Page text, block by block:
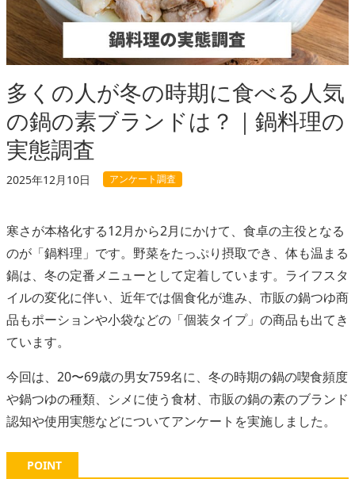
多くの人が冬の時期に食べる人気
の鍋の素ブランドは？｜鍋料理の
実態調査
2025年12月10日 アンケート調査
寒さが本格化する12月から2月にかけて、食卓の主役となる
のが「鍋料理」です。野菜をたっぷり摂取でき、体も温まる
鍋は、冬の定番メニューとして定着しています。ライフスタ
イルの変化に伴い、近年では個食化が進み、市販の鍋つゆ商
品もポーションや小袋などの「個装タイプ」の商品も出てき
ています。
今回は、20〜69歳の男女759名に、冬の時期の鍋の喫食頻度
や鍋つゆの種類、シメに使う食材、市販の鍋の素のブランド
認知や使用実態などについてアンケートを実施しました。
POINT